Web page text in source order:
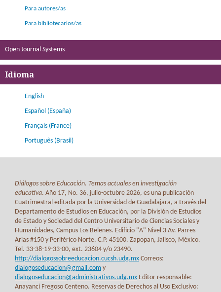
Para autores/as
Para bibliotecarios/as
Open Journal Systems
Idioma
English
Español (España)
Français (France)
Português (Brasil)
Diálogos sobre Educación. Temas actuales en investigación
educativa. Año 17, No. 36, julio-octubre 2026, es una publicación
Cuatrimestral editada por la Universidad de Guadalajara, a través del
Departamento de Estudios en Educación, por la División de Estudios
de Estado y Sociedad del Centro Universitario de Ciencias Sociales y
Humanidades, Campus Los Belenes. Edificio "A" Nivel 3 Av. Parres
Arias #150 y Periférico Norte. C.P. 45100. Zapopan, Jalisco, México.
Tel. 33-38-19-33-00, ext. 23604 y/o 23490.
http://dialogossobreeducacion.cucsh.udg.mx Correos:
dialogoseducacion@gmail.com y
dialogoseducacion@administrativos.udg.mx Editor responsable:
Anayanci Fregoso Centeno. Reservas de Derechos al Uso Exclusivo: